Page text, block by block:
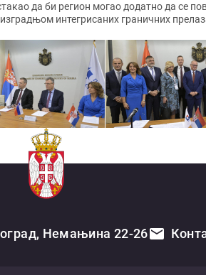
да би регион могао додатно да
интегрисаних граничних
Немањина 22-26